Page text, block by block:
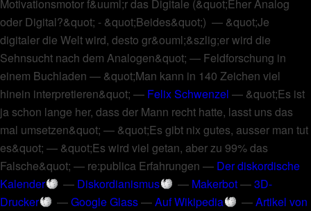
Motivationsmotor f&uuml;r das Digitale (&quot;Eher Analog
oder Digital?&quot; - &quot;Beides&quot;) — &quot;Je
digitaler die Welt wird, desto gr&ouml;&szlig;er wird die
Sehnsucht nach dem Analogen&quot; — Feldforschung in
einem Buchladen — &quot;Man kann in 140 Zeichen viel
hinein interpretieren&quot; — Felix Schwenzel — &quot;Es ist
ja schon lange her, dass der Mann recht hatte, lasst uns das
mal umsetzen&quot; — &quot;Es gibt nix gutes, ausser man tut
es&quot; — &quot;Es wird viel getan, aber zu 99% das
Falsche&quot; — re:publica Erfahrungen — Der diskordische
Kalender
— Diskordianismus — Makerbot—3D-
Drucker
—Google Glass—Auf Wikipedia —Artikel von